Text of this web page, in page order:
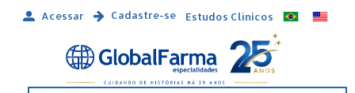
Acessar Cadastre-se Estudos Clínicos